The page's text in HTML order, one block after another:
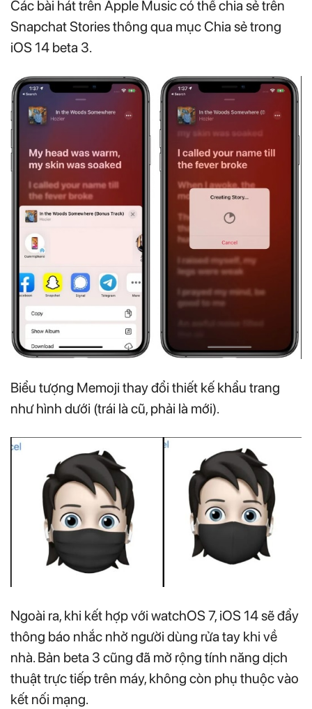
Các bài hát trên Apple Music có thể chia sẻ trên
Snapchat Stories thông qua mục Chia sẻ trong
iOS 14 beta 3.
Biểu tượng Memoji thay đổi thiết kế khẩu trang
như hình dưới (trái là cũ, phải là mới).
Ngoài ra, khi kết hợp với watchOS 7, iOS 14 sẽ đẩy
thông báo nhắc nhở người dùng rửa tay khi về
nhà. Bản beta 3 cũng đã mở rộng tính năng dịch
thuật trực tiếp trên máy, không còn phụ thuộc vào
kết nối mạng.